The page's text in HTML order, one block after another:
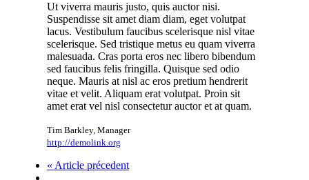
Ut viverra mauris justo, quis auctor nisi.
Suspendisse sit amet diam diam, eget volutpat
lacus. Vestibulum faucibus scelerisque nisl vitae
scelerisque. Sed tristique metus eu quam viverra
malesuada. Cras porta eros nec libero bibendum
sed faucibus felis fringilla. Quisque sed odio
neque. Mauris at nisl ac eros pretium hendrerit
vitae et velit. Aliquam erat volutpat. Proin sit
amet erat vel nisl consectetur auctor et at quam.
Tim Barkley, Manager
http://demolink.org
« Article précedent